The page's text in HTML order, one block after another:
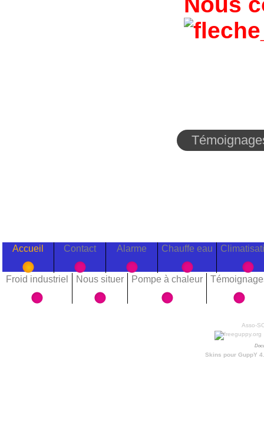
Accueil Contact Alarme Chauffe eau
Froid industriel Nous situer Pompe à chaleur
Asso-
Skins pour GuppY